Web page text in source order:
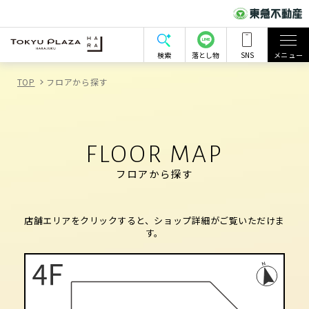
検索 落とし物 SNS メニュー
TOP フロアから探す
FLOOR MAP
フロアから探す
店舗エリアをクリックすると、ショップ詳細がご覧いただけま
す。